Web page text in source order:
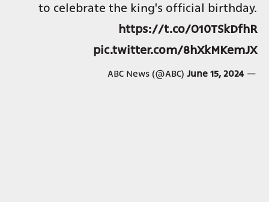
to celebrate the king's official birthday.
https://t.co/O10TSkDfhR
pic.twitter.com/8hXkMKemJX
— ABC News (@ABC)
June 15, 2024